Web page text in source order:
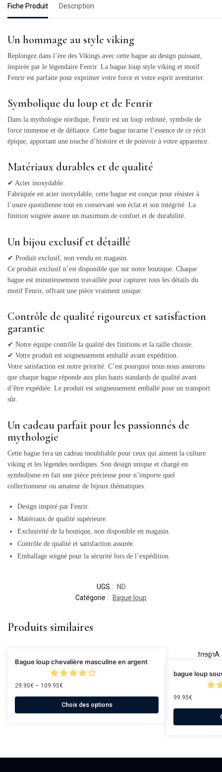
Fiche Produit Description
Un hommage au style viking
Replongez dans l’ère des Vikings avec cette bague au design puissant,
inspirée par le légendaire Fenrir. La bague loup style viking et motif
Fenrir est parfaite pour exprimer votre force et votre esprit aventurier.
Symbolique du loup et de Fenrir
Dans la mythologie nordique, Fenrir est un loup redouté, symbole de
force immense et de défiance. Cette bague incarne l’essence de ce récit
épique, apportant une touche d’histoire et de pouvoir à votre apparence.
Matériaux durables et de qualité
✔ Acier inoxydable.
Fabriquée en acier inoxydable, cette bague est conçue pour résister à
l’usure quotidienne tout en conservant son éclat et son intégrité. La
finition soignée assure un maximum de confort et de durabilité.
Un bijou exclusif et détaillé
✔ Produit exclusif, non vendu en magasin.
Ce produit exclusif n’est disponible que sur notre boutique. Chaque
bague est minutieusement travaillée pour capturer tous les détails du
motif Fenrir, offrant une pièce vraiment unique.
Contrôle de qualité rigoureux et satisfaction
garantie
✔ Notre équipe contrôle la qualité des finitions et la taille choisie.
✔ Votre produit est soigneusement emballé avant expédition.
Votre satisfaction est notre priorité. C’est pourquoi nous nous assurons
que chaque bague réponde aux plus hauts standards de qualité avant
d’être expédiée. Le produit est soigneusement emballé pour un transport
sûr.
Un cadeau parfait pour les passionnés de
mythologie
Cette bague fera un cadeau inoubliable pour ceux qui aiment la culture
viking et les légendes nordiques. Son design unique et chargé en
symbolisme en fait une pièce précieuse pour n’importe quel
collectionneur ou amateur de bijoux thématiques.
Design inspiré par Fenrir.
Matériaux de qualité supérieure.
Exclusivité de la boutique, non disponible en magasin.
Contrôle de qualité et satisfaction assurée.
Emballage soigné pour la sécurité lors de l’expédition.
UGS : ND
Catégorie : Bague loup
Produits similaires
Bague loup chevalière masculine en argent
29.90€– 109.95€
Choix des options
bague loup
99.95€